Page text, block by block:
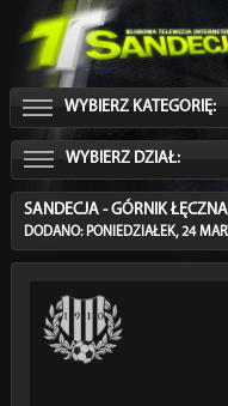
WYBIERZ KATEGORIĘ:
WYBIERZ DZIAŁ:
SANDECJA - GÓRNIK
DODANO: PONIEDZIAŁEK, 24